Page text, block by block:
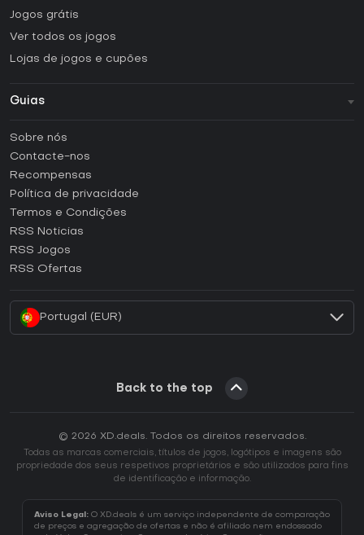
Jogos grátis
Ver todos os jogos
Lojas de jogos e cupões
Guias
Como ativar uma CD Key Steam?
Como ativar uma CD Key Epic Games?
Como ativar uma CD Key GOG?
Como ativar uma CD Key Ubisoft Connect?
Sobre nós
Contacte-nos
Recompensas
Política de privacidade
Termos e Condições
RSS Noticias
RSS Jogos
RSS Ofertas
Portugal (EUR)
Back to the top
© 2026 XD.deals. Todos os direitos reservados.
Todas as marcas comerciais, títulos de jogos, logótipos e imagens são
propriedade dos seus respetivos proprietários e são utilizados para fins
de identificação e informação.
Aviso Legal: O XD.deals é um serviço independente de comparação
de preços e agregação de ofertas e não é afiliado nem endossado